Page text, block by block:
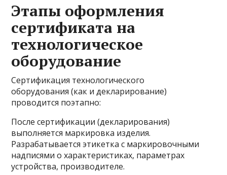
Этапы оформления
сертификата на
технологическое
оборудование
Сертификация технологического
оборудования (как и декларирование)
проводится поэтапно:
После сертификации (декларирования)
выполняется маркировка изделия.
Разрабатывается этикетка с маркировочными
надписями о характеристиках, параметрах
устройства, производителе.